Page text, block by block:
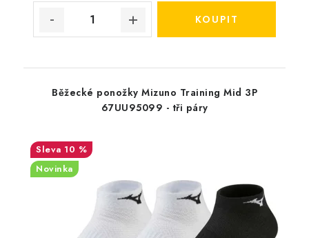
Běžecké ponožky Mizuno Training Mid 3P
67UU95099 - tři páry
10 %
Novinka